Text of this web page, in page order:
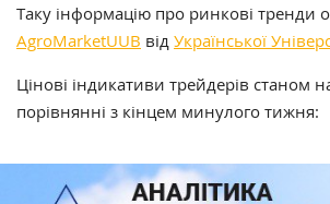
Таку інформацію про ринкові
AgroMarketUUB від Української
Цінові індикативи трейдерів станом
порівнянні з кінцем минулого тижня: